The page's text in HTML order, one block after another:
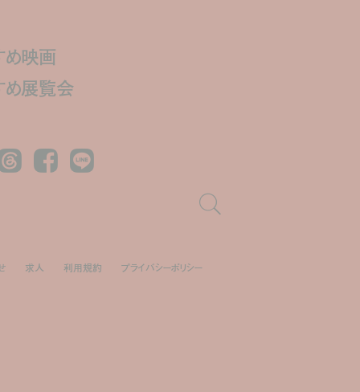
映画
展覧会
Facebook LINE
求人 利用規約 プライバシーポリシー